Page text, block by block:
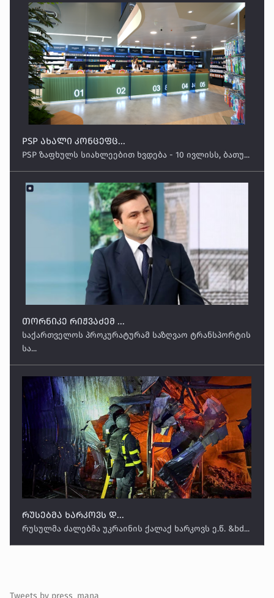
PSP ახალი კონცეფც...
PSP ზაფხულს სიახლეებით ხვდება - 10 ივლისს, ბათუ...
თორნიკე რიჟვაძემ ...
საქართველოს პროკურატურამ საზღვაო ტრანსპორტის
სა...
რუსებმა ხარკოვს დ...
რუსულმა ძალებმა უკრაინის ქალაქ ხარკოვს ე.წ. &bd...